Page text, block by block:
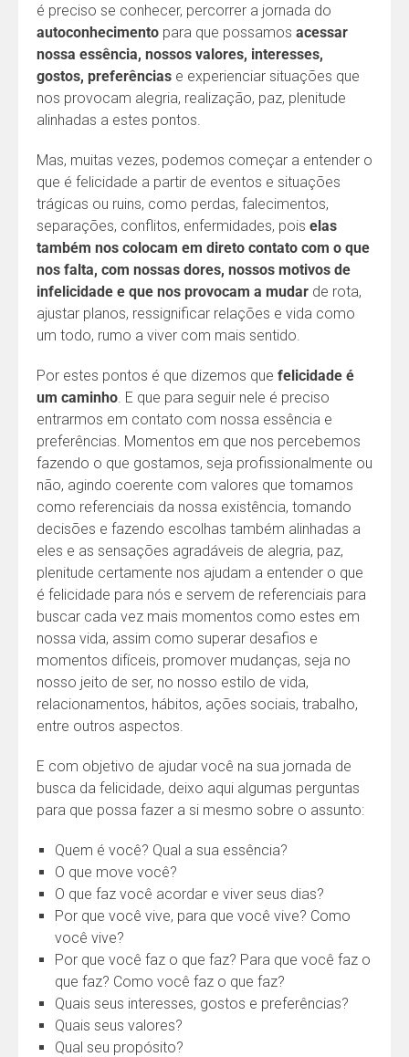
é preciso se conhecer, percorrer a jornada do
autoconhecimento para que possamos acessar
nossa essência, nossos valores, interesses,
gostos, preferências e experienciar situações que
nos provocam alegria, realização, paz, plenitude
alinhadas a estes pontos.
Mas, muitas vezes, podemos começar a entender o
que é felicidade a partir de eventos e situações
trágicas ou ruins, como perdas, falecimentos,
separações, conflitos, enfermidades, pois elas
também nos colocam em direto contato com o que
nos falta, com nossas dores, nossos motivos de
infelicidade e que nos provocam a mudar de rota,
ajustar planos, ressignificar relações e vida como
um todo, rumo a viver com mais sentido.
Por estes pontos é que dizemos que felicidade é
um caminho . E que para seguir nele é preciso
entrarmos em contato com nossa essência e
preferências. Momentos em que nos percebemos
fazendo o que gostamos, seja profissionalmente ou
não, agindo coerente com valores que tomamos
como referenciais da nossa existência, tomando
decisões e fazendo escolhas também alinhadas a
eles e as sensações agradáveis de alegria, paz,
plenitude certamente nos ajudam a entender o que
é felicidade para nós e servem de referenciais para
buscar cada vez mais momentos como estes em
nossa vida, assim como superar desafios e
momentos difíceis, promover mudanças, seja no
nosso jeito de ser, no nosso estilo de vida,
relacionamentos, hábitos, ações sociais, trabalho,
entre outros aspectos.
E com objetivo de ajudar você na sua jornada de
busca da felicidade, deixo aqui algumas perguntas
para que possa fazer a si mesmo sobre o assunto:
Quem é você? Qual a sua essência?
O que move você?
O que faz você acordar e viver seus dias?
Por que você vive, para que você vive? Como
você vive?
Por que você faz o que faz? Para que você faz o
que faz? Como você faz o que faz?
Quais seus interesses, gostos e preferências?
Quais seus valores?
Qual seu propósito?